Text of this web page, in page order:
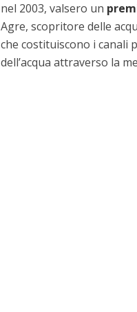
nel 2003, valsero un
Agre, scopritore delle
che costituiscono i canali
dell’acqua attraverso la